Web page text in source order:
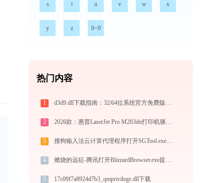
s t u v w x
y z 0~9
热门内容
1 d3d9.dll下载指南：32/64位系统官方免费版，解决DLL缺失问题
2 2026款：惠普LaserJet Pro M203dn打印机驱动的下载与安装流程
3 搜狗输入法云计算代理程序打开SGTool.exe提示0xc0000096错误码怎么办
4 燃烧的远征-腾讯打开BlizzardBrowser.exe提示0xc0000005错误码怎么办
5 17c09f7a8924d7b3_qmprivilege.dll下载